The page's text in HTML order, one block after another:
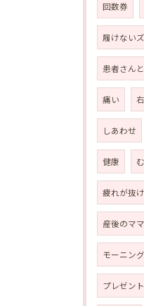
回数券
履けない
患者さん
痛い
しあわせ
健康
疲れが抜
産後のママ
モーニン
プレゼント